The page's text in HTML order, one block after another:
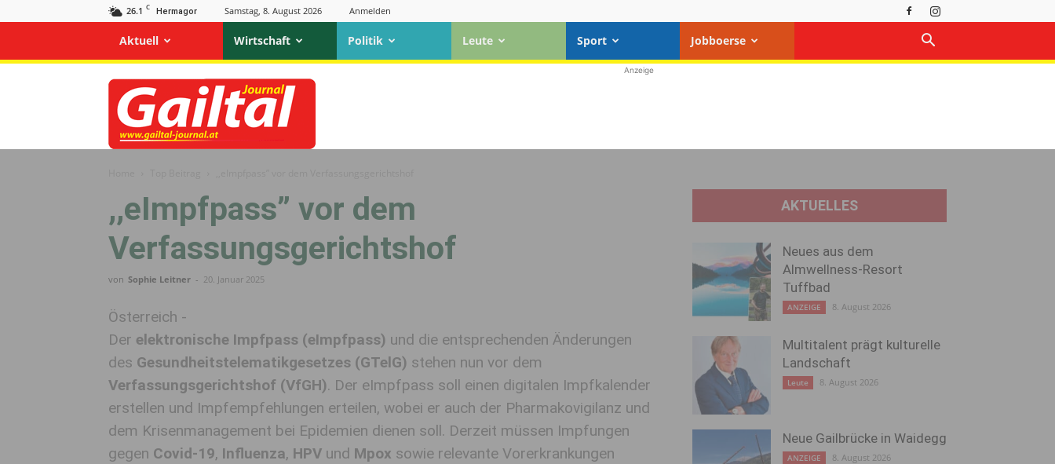
26.1 C Hermagor Samstag, 8. August 2026 Anmelden
Aktuell Wirtschaft Politik Leute Sport Jobboerse
Gailtal
Journal
Anzeige
,,eImpfpass” vor dem
Verfassungsgerichtshof
von Sophie Leitner - 20. Januar 2025
Österreich -
Der elektronische Impfpass (eImpfpass) und die entsprechenden Änderungen
des Gesundheitstelematikgesetzes (GTelG) stehen nun vor dem
Verfassungsgerichtshof (VfGH). Der eImpfpass soll einen digitalen Impfkalender
erstellen und Impfempfehlungen erteilen, wobei er auch der Pharmakovigilanz und
dem Krisenmanagement bei Epidemien dienen soll. Derzeit müssen Impfungen
gegen Covid-19, Influenza, HPV und Mpox sowie relevante Vorerkrankungen
AKTUELLES
Neues aus dem
Almwellness-Resort
Tuffbad
ANZEIGE 8. August 2026
Multitalent prägt kulturelle
Landschaft
Leute 8. August 2026
Neue Gailbrücke in Waidegg
ANZEIGE 8. August 2026